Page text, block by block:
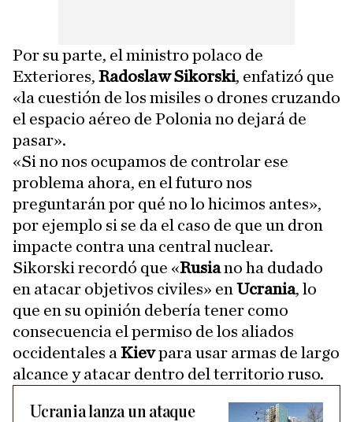
Por su parte, el ministro polaco de
Exteriores, Radoslaw Sikorski, enfatizó que
«la cuestión de los misiles o drones cruzando
el espacio aéreo de Polonia no dejará de
pasar».
«Si no nos ocupamos de controlar ese
problema ahora, en el futuro nos
preguntarán por qué no lo hicimos antes»,
por ejemplo si se da el caso de que un dron
impacte contra una central nuclear.
Sikorski recordó que «Rusiano ha dudado
en atacar objetivos civiles» en Ucrania, lo
que en su opinión debería tener como
consecuencia el permiso de los aliados
occidentales a Kievpara usar armas de largo
alcance y atacar dentro del territorio ruso.
Ucrania lanza un ataque